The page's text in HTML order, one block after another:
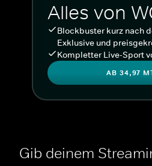
Alles von
Blockbuster kurz nach
Exklusive und
Kompletter Live-Sport
AB 34,97
Gib deinem